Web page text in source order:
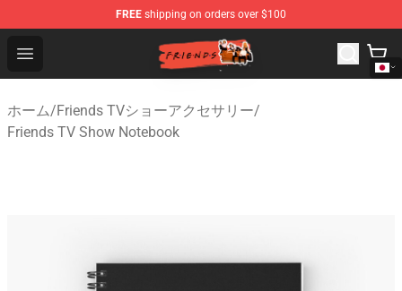
FREE shipping on orders over $100
Open menu
Friends Store - Official Friends Merchandise Shop
ホーム/Friends TVショーアクセサリー/
Friends TV Show Notebook